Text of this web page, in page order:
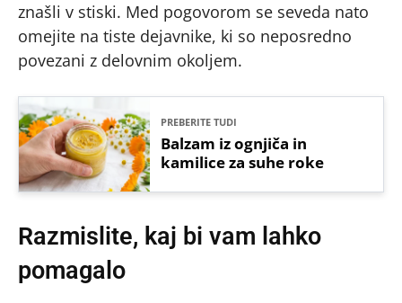
znašli v stiski. Med pogovorom se seveda nato
omejite na tiste dejavnike, ki so neposredno
povezani z delovnim okoljem.
PREBERITE TUDI
Balzam iz ognjiča in
kamilice za suhe roke
Razmislite, kaj bi vam lahko
pomagalo